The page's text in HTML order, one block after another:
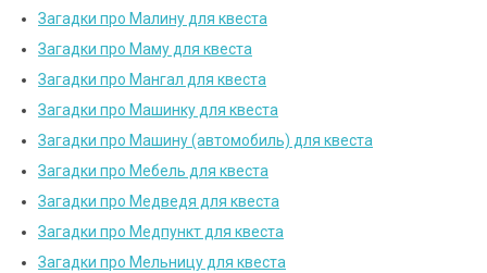
Загадки про Малину для квеста
Загадки про Маму для квеста
Загадки про Мангал для квеста
Загадки про Машинку для квеста
Загадки про Машину (автомобиль) для квеста
Загадки про Мебель для квеста
Загадки про Медведя для квеста
Загадки про Медпункт для квеста
Загадки про Мельницу для квеста